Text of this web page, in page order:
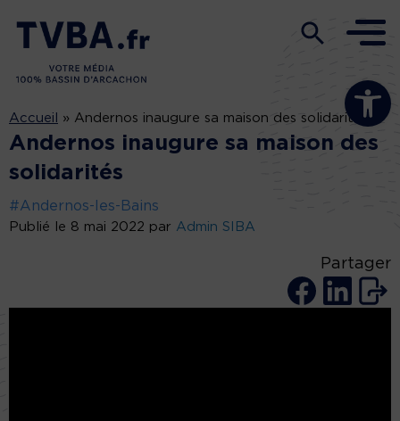
Ouvrir la
Accueil » Andernos inaugure sa maison des solidarités
Andernos inaugure sa maison des
solidarités
#Andernos-les-Bains
Publié le 8 mai 2022 par Admin SIBA
Partager